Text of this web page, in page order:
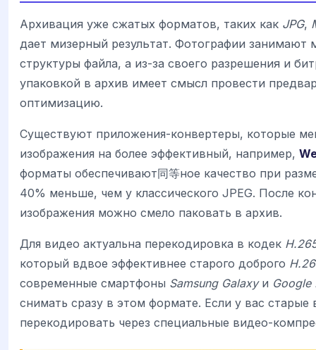
Архивация уже сжатых форматов, таких как JPG,
дает мизерный результат. Фотографии занимают
структуры файла, а из-за своего разрешения и
упаковкой в архив имеет смысл провести
оптимизацию.
Существуют приложения-конвертеры, которые
изображения на более эффективный, например,
форматы обеспечивают同等ное качество при
40% меньше, чем у классического JPEG. После
изображения можно смело паковать в архив.
Для видео актуальна перекодировка в кодек
который вдвое эффективнее старого доброго
современные смартфоны Samsung Galaxyи Google
снимать сразу в этом формате. Если у вас
перекодировать через специальные видео-